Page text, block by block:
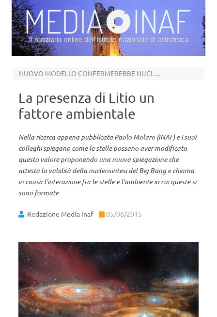
Il notiziario online dell’Istituto nazionale di astrofisica
NUOVO MODELLO CONFERMEREBBE NUCLEOSINTESI
La presenza di Litio un
fattore ambientale
Nella ricerca appena pubblicata Paolo Molaro (INAF) e i suoi
colleghi spiegano come le stelle possano aver modificato
questo valore proponendo una nuova spiegazione che
attesta la validità della nucleosintesi del Big Bang e chiama
in causa l’interazione fra le stelle e l’ambiente in cui queste si
sono formate
Redazione Media Inaf 05/08/2015